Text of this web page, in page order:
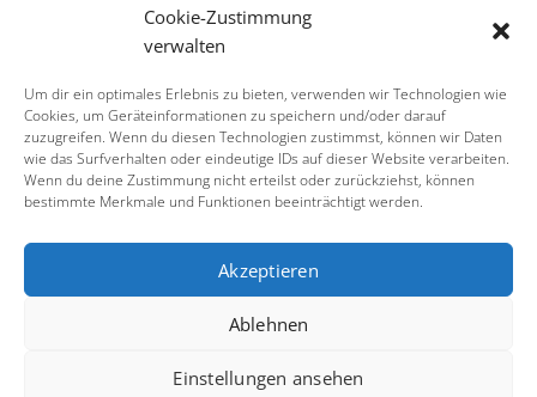
Cookie-Zustimmung
verwalten
Um dir ein optimales Erlebnis zu bieten, verwenden wir Technologien wie
Cookies, um Geräteinformationen zu speichern und/oder darauf
zuzugreifen. Wenn du diesen Technologien zustimmst, können wir Daten
wie das Surfverhalten oder eindeutige IDs auf dieser Website verarbeiten.
Wenn du deine Zustimmung nicht erteilst oder zurückziehst, können
bestimmte Merkmale und Funktionen beeinträchtigt werden.
Akzeptieren
Ablehnen
Einstellungen ansehen
Mittwoch – Samstag: 17.00-21.00
Sonntag 11.30-14.30 / 17.30-21.00
RESERVIERUNGEN
Für Reservierungen sind wir zu unseren Öffnungszeiten telefonisch
erreichbar, ansonsten bitte online reservieren.